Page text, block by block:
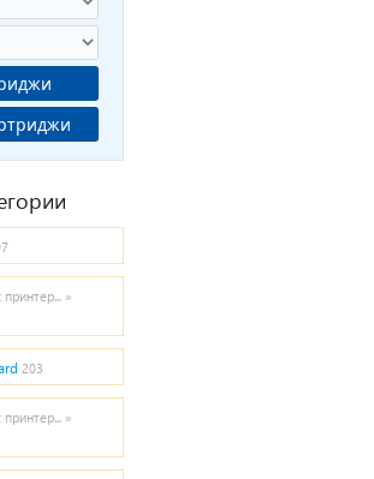
картриджи
»
203
»